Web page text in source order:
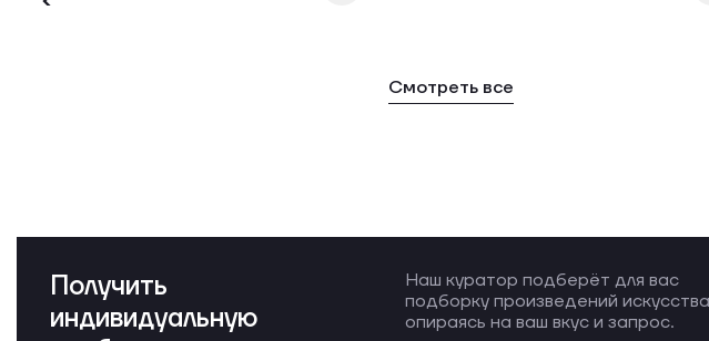
Смотреть все
Получить
индивидуальную
Наш куратор подберёт для вас
подборку произведений
опираясь на ваш вкус и запрос.